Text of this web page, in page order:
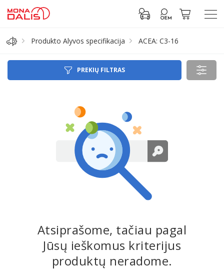
Akumuliatorius
Pagojo k., Uosių g. 124, Kelmės raj.
Produkto Alyvos specifikacija ACEA: C3-16
PREKIŲ FILTRAS
Atsiprašome, tačiau pagal
Jūsų ieškomus kriterijus
produktų neradome.